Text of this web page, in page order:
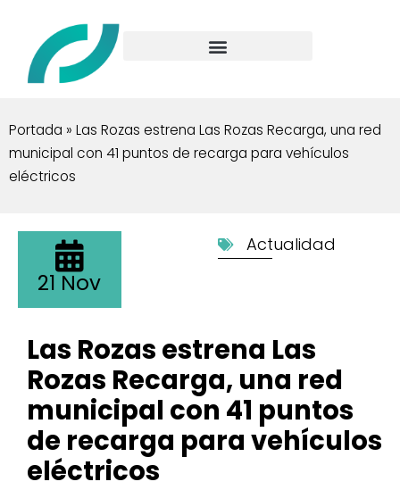
Portada » Las Rozas estrena Las Rozas Recarga, una red
municipal con 41 puntos de recarga para vehículos
eléctricos
21 Nov
Actualidad
Las Rozas estrena Las
Rozas Recarga, una red
municipal con 41 puntos
de recarga para vehículos
eléctricos